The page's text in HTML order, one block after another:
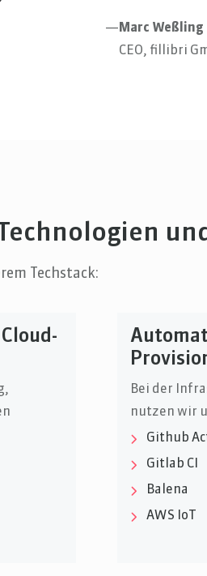
— Marc Weßling
CEO, fillibri
Techstack:
Bei der
nutzen wir
Github
Gitlab CI
Balena
AWS IoT